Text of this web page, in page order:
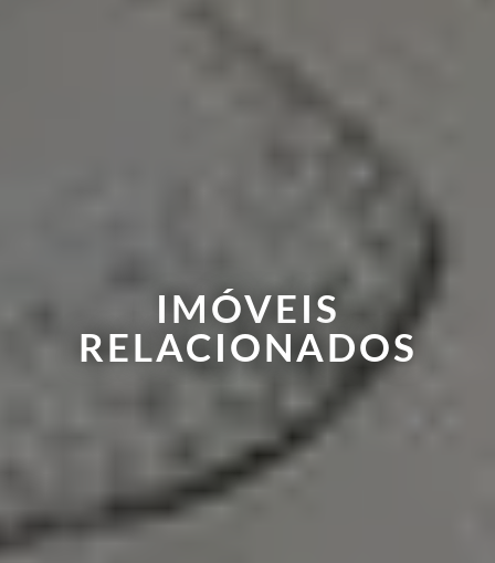
IMÓVEIS
RELACIONADOS